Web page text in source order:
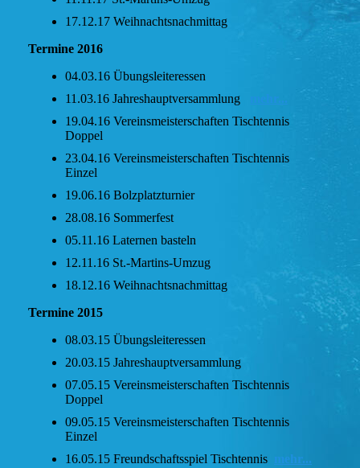
17.12.17 Weihnachtsnachmittag
Termine 2016
04.03.16 Übungsleiteressen
11.03.16 Jahreshauptversammlung
mehr...
19.04.16 Vereinsmeisterschaften Tischtennis
Doppel
23.04.16 Vereinsmeisterschaften Tischtennis
Einzel
19.06.16 Bolzplatzturnier
28.08.16 Sommerfest
05.11.16 Laternen basteln
12.11.16 St.-Martins-Umzug
18.12.16 Weihnachtsnachmittag
Termine 2015
08.03.15 Übungsleiteressen
20.03.15 Jahreshauptversammlung
07.05.15 Vereinsmeisterschaften Tischtennis
Doppel
09.05.15 Vereinsmeisterschaften Tischtennis
Einzel
16.05.15 Freundschaftsspiel Tischtennis mehr...